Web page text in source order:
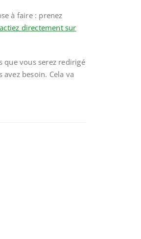
à faire : prenez
directement sur
que vous serez redirigé
besoin. Cela va